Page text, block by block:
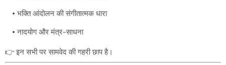
भक्ति आंदोलन की संगीतात्मक धारा
नादयोग और मंत्र-साधना
👉 इन सभी पर सामवेद की गहरी छाप है।